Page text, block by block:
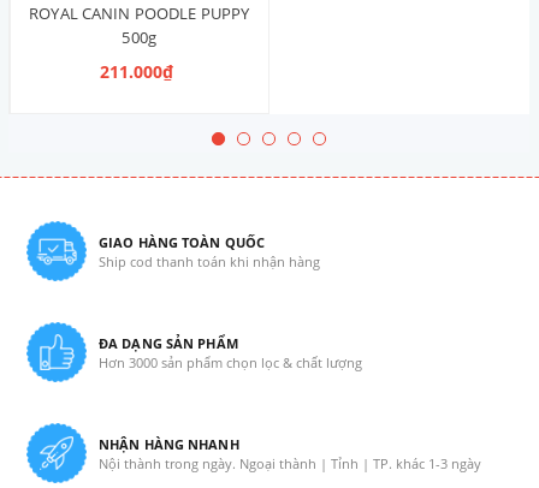
ROYAL CANIN POODLE PUPPY
500g
211.000₫
GIAO HÀNG TOÀN QUỐC
Ship cod thanh toán khi nhận hàng
ĐA DẠNG SẢN PHẨM
Hơn 3000 sản phẩm chọn lọc & chất lượng
NHẬN HÀNG NHANH
Nội thành trong ngày. Ngoại thành | Tỉnh | TP. khác 1-3 ngày